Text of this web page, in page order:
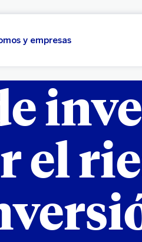
y empresas
el